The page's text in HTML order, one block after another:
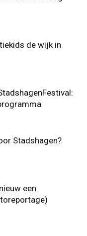
de wijk in
Stadshagen?
een